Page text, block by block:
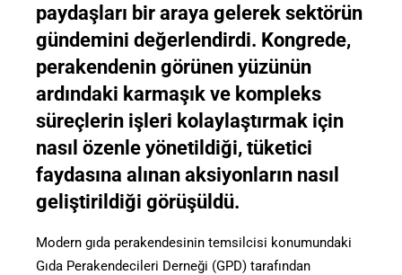
paydaşları bir araya gelerek sektörün
gündemini değerlendirdi. Kongrede,
perakendenin görünen yüzünün
ardındaki karmaşık ve kompleks
süreçlerin işleri kolaylaştırmak için
nasıl özenle yönetildiği, tüketici
faydasına alınan aksiyonların nasıl
geliştirildiği görüşüldü.
Modern gıda perakendesinin temsilcisi konumundaki
Gıda Perakendecileri Derneği (GPD) tarafından